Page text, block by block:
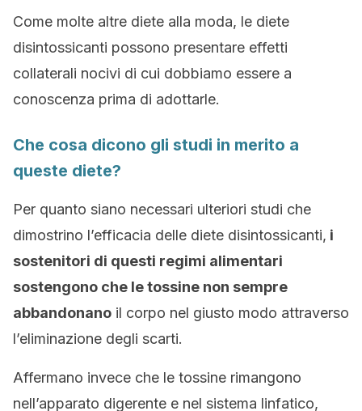
Come molte altre diete alla moda, le diete
disintossicanti possono presentare effetti
collaterali nocivi di cui dobbiamo essere a
conoscenza prima di adottarle.
Che cosa dicono gli studi in merito a
queste diete?
Per quanto siano necessari ulteriori studi che
dimostrino l’efficacia delle diete disintossicanti, i
sostenitori di questi regimi alimentari
sostengono che le tossine non sempre
abbandonano il corpo nel giusto modo attraverso
l’eliminazione degli scarti.
Affermano invece che le tossine rimangono
nell’apparato digerente e nel sistema linfatico,